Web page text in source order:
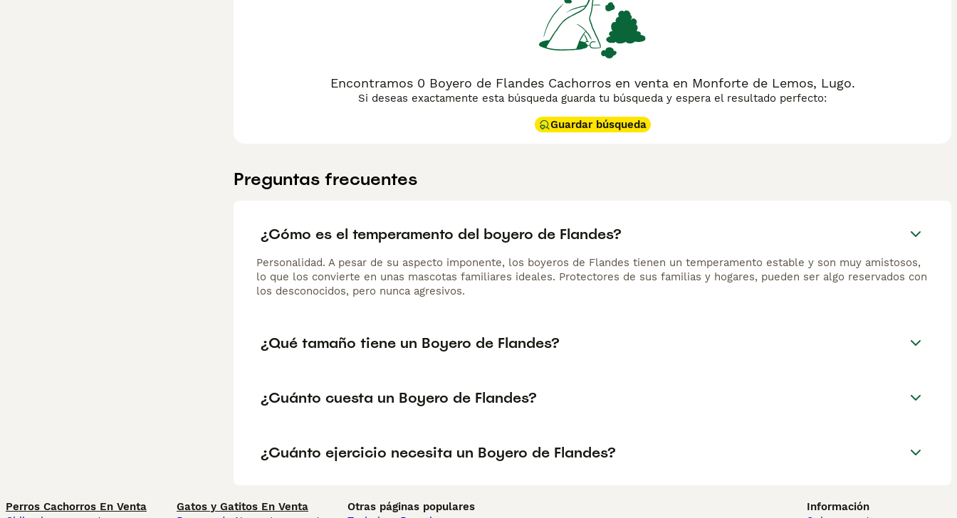
Encontramos 0 Boyero de Flandes Cachorros en venta en Monforte de Lemos, Lugo.
Si deseas exactamente esta búsqueda guarda tu búsqueda y espera el resultado perfecto:
Guardar búsqueda
Preguntas frecuentes
¿Cómo es el temperamento del boyero de Flandes?
Personalidad. A pesar de su aspecto imponente, los boyeros de Flandes tienen un temperamento estable y son muy amistosos,
lo que los convierte en unas mascotas familiares ideales. Protectores de sus familias y hogares, pueden ser algo reservados con
los desconocidos, pero nunca agresivos.
¿Qué tamaño tiene un Boyero de Flandes?
¿Cuánto cuesta un Boyero de Flandes?
¿Cuánto ejercicio necesita un Boyero de Flandes?
Perros Cachorros En Venta
Gatos y Gatitos En Venta
Otras páginas populares
Información